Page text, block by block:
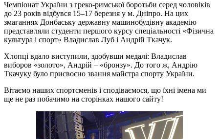
Чемпіонат України з греко-римської боротьби серед чоловіків
до 23 років відбувся 15–17 березня у м. Дніпро. На цих
змаганнях Донбаську державну машинобудівну академію
представляли студенти першого курсу спеціальності «Фізична
культура і спорт» Владислав Луб і Андрій Ткачук.
Хлопці вдало виступили, здобувши медалі: Владислав
виборов «золото», Андрій – «бронзу». До того ж, Андрію
Ткачуку було присвоєно звання майстра спорту України.
Вітаємо наших спортсменів і сподіваємося, що їхні імена ми
ще не раз побачимо на сторінках нашого сайту!